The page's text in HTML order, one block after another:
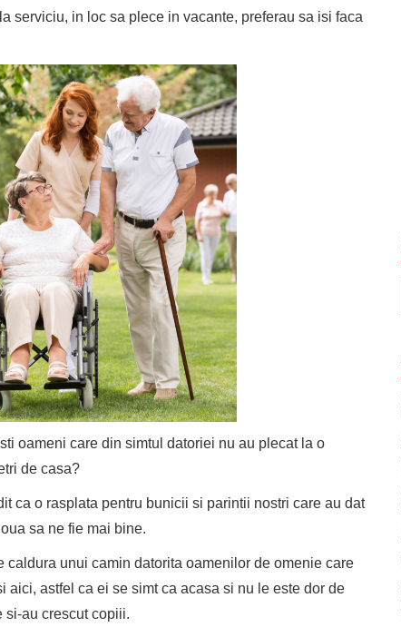
serviciu, in loc sa plece in vacante, preferau sa isi faca
oameni care din simtul datoriei nu au plecat la o
de casa?
ca o rasplata pentru bunicii si parintii nostri care au dat
sa ne fie mai bine.
caldura unui camin datorita oamenilor de omenie care
aici, astfel ca ei se simt ca acasa si nu le este dor de
si-au crescut copiii.